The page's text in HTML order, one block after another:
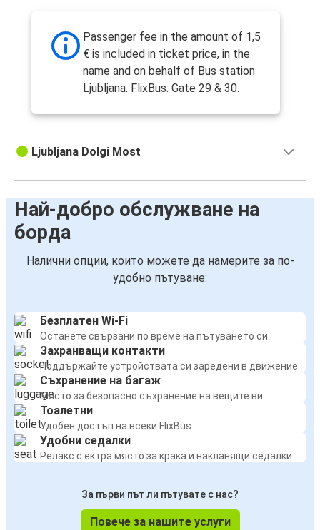
Passenger fee in the amount of 1,5
€ is included in ticket price, in the
name and on behalf of Bus station
Ljubljana. FlixBus: Gate 29 & 30.
Ljubljana Dolgi Most
Най-добро обслужване на
борда
Налични опции, които можете да намерите за по-
удобно пътуване:
Безплатен Wi-Fi
Останете свързани по време на пътуването си
Захранващи контакти
Поддържайте устройствата си заредени в движение
Съхранение на багаж
Място за безопасно съхранение на вещите ви
Тоалетни
Удобен достъп на всеки FlixBus
Удобни седалки
Релакс с ектра място за крака и накланящи седалки
За първи път ли пътувате с нас?
Повече за нашите услуги